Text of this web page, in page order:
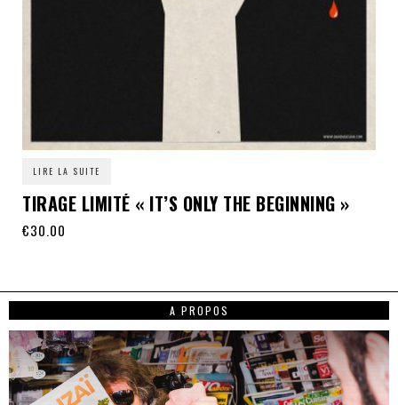
LIRE LA SUITE
TIRAGE LIMITÉ « IT’S ONLY THE BEGINNING »
€30.00
A PROPOS